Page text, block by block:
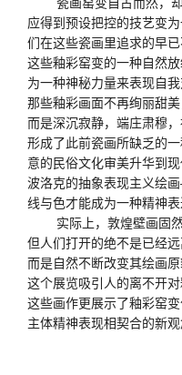
应得到预设把控的技艺变
们在这些瓷画里追求的早
这些釉彩窑变的一种自然
为一种神秘力量来表现自
那些釉彩画面不再绚丽甜
而是深沉寂静，端庄肃穆
形成了此前瓷画所缺乏的
意的民俗文化审美升华到
波洛克的抽象表现主义绘
线与色才能成为一种精神表
实际上，敦煌壁画固然
但人们打开的绝不是已经
而是自然不断改变其绘画
这个展览吸引人的离不开
这些画作更展示了釉彩窑
主体精神表现相契合的新观